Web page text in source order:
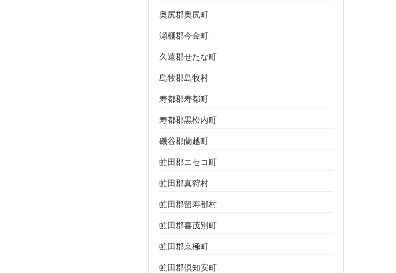
奥尻郡奥尻町
瀬棚郡今金町
久遠郡せたな町
島牧郡島牧村
寿都郡寿都町
寿都郡黒松内町
磯谷郡蘭越町
虻田郡ニセコ町
虻田郡真狩村
虻田郡留寿都村
虻田郡喜茂別町
虻田郡京極町
虻田郡倶知安町